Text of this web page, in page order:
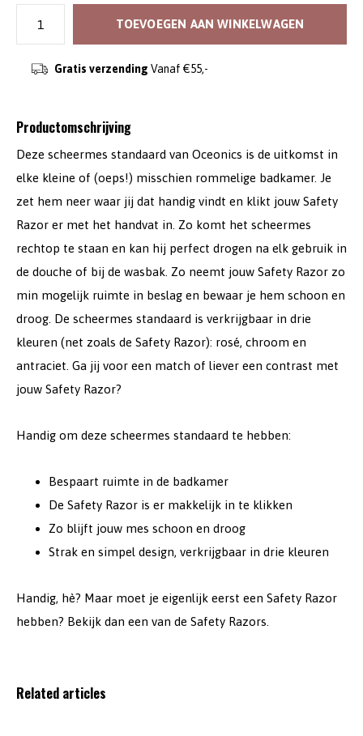
TOEVOEGEN AAN WINKELWAGEN
Gratis verzending Vanaf €55,-
Productomschrijving
Deze scheermes standaard van Oceonics is de uitkomst in
elke kleine of (oeps!) misschien rommelige badkamer. Je
zet hem neer waar jij dat handig vindt en klikt jouw Safety
Razor er met het handvat in. Zo komt het scheermes
rechtop te staan en kan hij perfect drogen na elk gebruik in
de douche of bij de wasbak. Zo neemt jouw Safety Razor zo
min mogelijk ruimte in beslag en bewaar je hem schoon en
droog. De scheermes standaard is verkrijgbaar in drie
kleuren (net zoals de Safety Razor): rosé, chroom en
antraciet. Ga jij voor een match of liever een contrast met
jouw Safety Razor?
Handig om deze scheermes standaard te hebben:
Bespaart ruimte in de badkamer
De Safety Razor is er makkelijk in te klikken
Zo blijft jouw mes schoon en droog
Strak en simpel design, verkrijgbaar in drie kleuren
Handig, hè? Maar moet je eigenlijk eerst een Safety Razor
hebben? Bekijk dan een van de Safety Razors.
Related articles